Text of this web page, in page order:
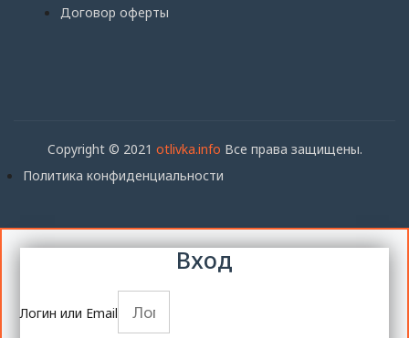
Договор оферты
Copyright © 2021 otlivka.info Все права защищены.
Политика конфиденциальности
Вход
Логин или Email